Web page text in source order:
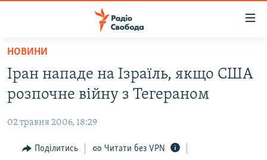
Перейти
основного
матеріалу
Перейти
до
навігації
ВСЕ ЗА ДОБУ
СТАТТІ
ПОЛІТИКА
ЕКОНОМІКА
ВІЙНА
РОСІЙСЬКА «ФІЛЬТРАЦІЯ»
НОВИНИ
Іран нападе на Ізраїль, якщо США
розпочне війну з Тегераном
02 травня 2006, 18:29
Поділитись Читати без VPN